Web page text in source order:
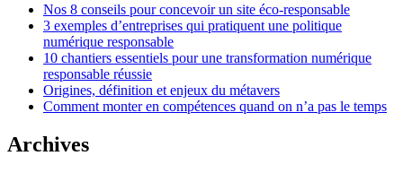
Nos 8 conseils pour concevoir un site éco-responsable
3 exemples d’entreprises qui pratiquent une politique
numérique responsable
10 chantiers essentiels pour une transformation numérique
responsable réussie
Origines, définition et enjeux du métavers
Comment monter en compétences quand on n’a pas le temps
Archives